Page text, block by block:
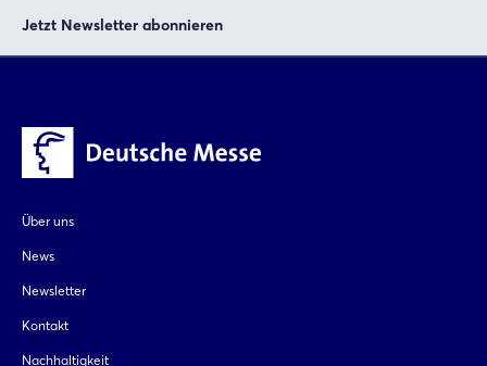
Jetzt Newsletter abonnieren
Über uns
News
Newsletter
Kontakt
Nachhaltigkeit